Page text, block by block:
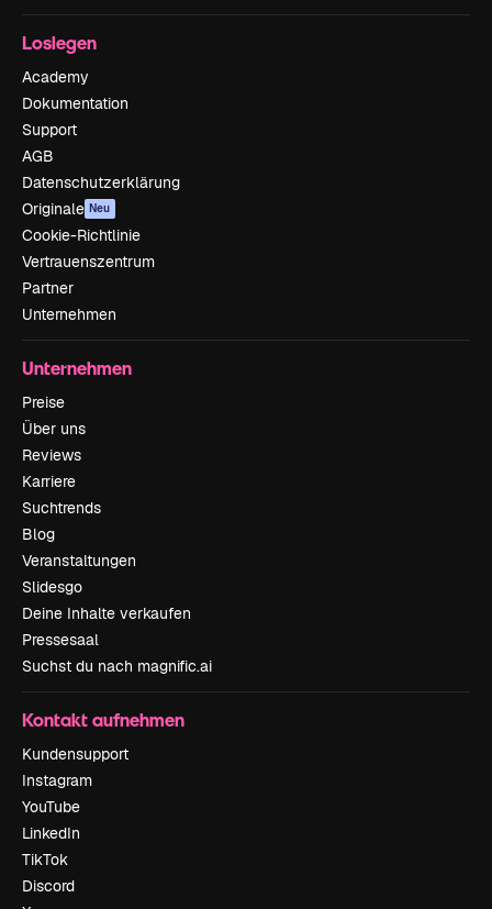
Loslegen
Academy
Dokumentation
Support
AGB
Datenschutzerklärung
Originale Neu
Cookie-Richtlinie
Vertrauenszentrum
Partner
Unternehmen
Unternehmen
Preise
Über uns
Reviews
Karriere
Suchtrends
Blog
Veranstaltungen
Slidesgo
Deine Inhalte verkaufen
Pressesaal
Suchst du nach magnific.ai
Kontakt aufnehmen
Kundensupport
Instagram
YouTube
LinkedIn
TikTok
Discord